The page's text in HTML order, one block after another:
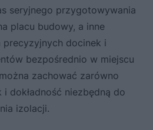
seryjnego przygotowywania
placu budowy, a inne
docinek i
bezpośrednio w miejscu
zachować zarówno
dokładność niezbędną do
izolacji.